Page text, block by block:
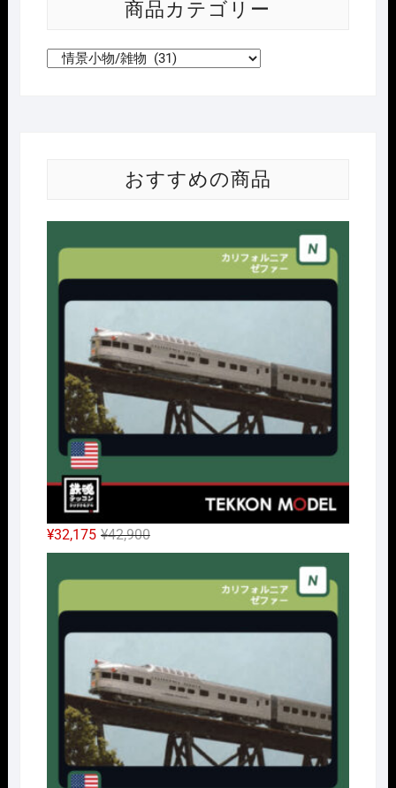
商品カテゴリー
おすすめの商品
¥42,900元
の
価
で
し
た。
¥32,175
現
在
の
¥32,175
で
す。